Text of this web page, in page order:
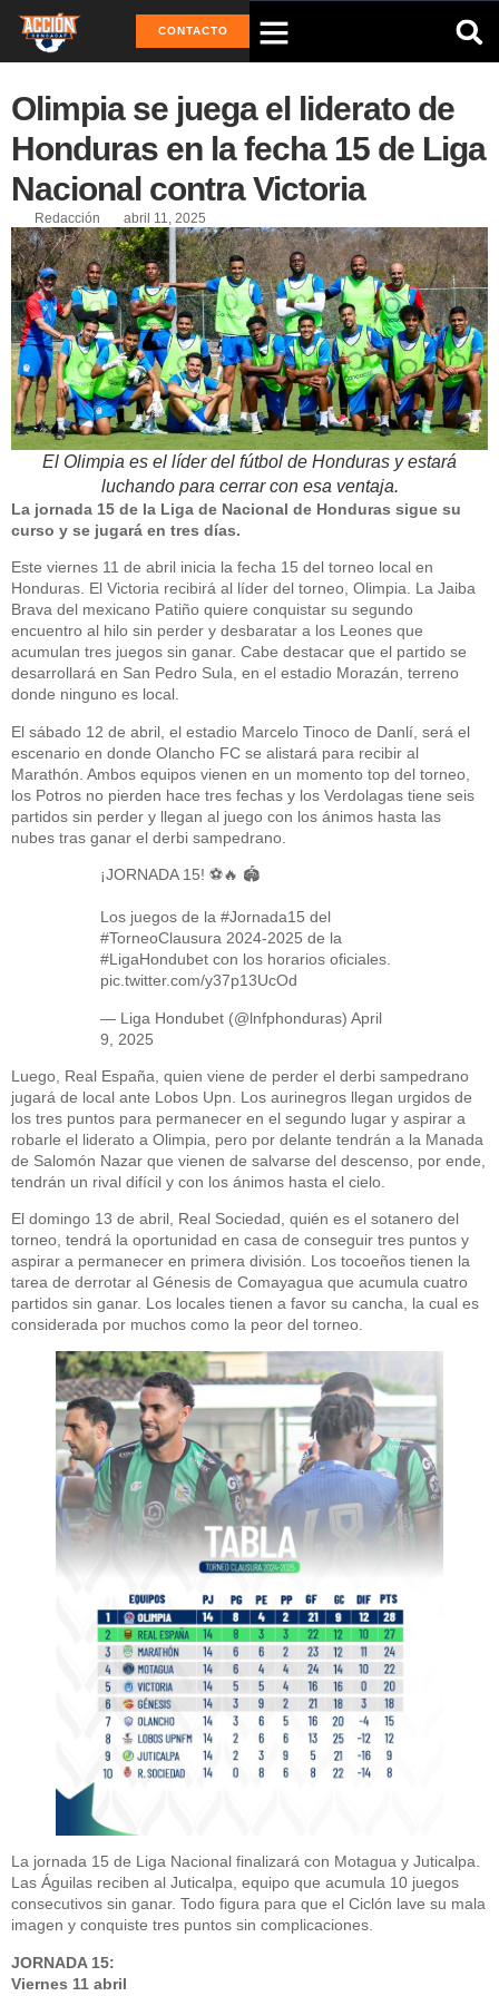
CONTACTO
Olimpia se juega el liderato de
Honduras en la fecha 15 de Liga
Nacional contra Victoria
Redacción abril 11, 2025
El Olimpia es el líder del fútbol de Honduras y estará
luchando para cerrar con esa ventaja.
La jornada 15 de la Liga de Nacional de Honduras sigue su
curso y se jugará en tres días.
Este viernes 11 de abril inicia la fecha 15 del torneo local en
Honduras. El Victoria recibirá al líder del torneo, Olimpia. La Jaiba
Brava del mexicano Patiño quiere conquistar su segundo
encuentro al hilo sin perder y desbaratar a los Leones que
acumulan tres juegos sin ganar. Cabe destacar que el partido se
desarrollará en San Pedro Sula, en el estadio Morazán, terreno
donde ninguno es local.
El sábado 12 de abril, el estadio Marcelo Tinoco de Danlí, será el
escenario en donde Olancho FC se alistará para recibir al
Marathón. Ambos equipos vienen en un momento top del torneo,
los Potros no pierden hace tres fechas y los Verdolagas tiene seis
partidos sin perder y llegan al juego con los ánimos hasta las
nubes tras ganar el derbi sampedrano.
¡JORNADA 15! ⚽🔥 🏟
Los juegos de la #Jornada15 del
#TorneoClausura 2024-2025 de la
#LigaHondubet con los horarios oficiales.
pic.twitter.com/y37p13UcOd
— Liga Hondubet (@lnfphonduras) April
9, 2025
Luego, Real España, quien viene de perder el derbi sampedrano
jugará de local ante Lobos Upn. Los aurinegros llegan urgidos de
los tres puntos para permanecer en el segundo lugar y aspirar a
robarle el liderato a Olimpia, pero por delante tendrán a la Manada
de Salomón Nazar que vienen de salvarse del descenso, por ende,
tendrán un rival difícil y con los ánimos hasta el cielo.
El domingo 13 de abril, Real Sociedad, quién es el sotanero del
torneo, tendrá la oportunidad en casa de conseguir tres puntos y
aspirar a permanecer en primera división. Los tocoeños tienen la
tarea de derrotar al Génesis de Comayagua que acumula cuatro
partidos sin ganar. Los locales tienen a favor su cancha, la cual es
considerada por muchos como la peor del torneo.
La jornada 15 de Liga Nacional finalizará con Motagua y Juticalpa.
Las Águilas reciben al Juticalpa, equipo que acumula 10 juegos
consecutivos sin ganar. Todo figura para que el Ciclón lave su mala
imagen y conquiste tres puntos sin complicaciones.
JORNADA 15:
Viernes 11 abril